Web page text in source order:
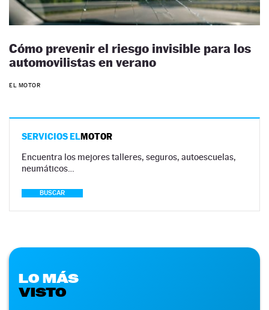
Cómo prevenir el riesgo invisible para los
automovilistas en verano
EL MOTOR
SERVICIOS ELMOTOR
Encuentra los mejores talleres, seguros, autoescuelas,
neumáticos…
BUSCAR
LO MÁS
VISTO